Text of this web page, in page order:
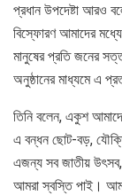
প্রধান উপদেষ্টা আরও
বিস্ফোরণ আমাদের
মানুষের প্রতি জনের
অনুষ্ঠানের মাধ্যমে এ
তিনি বলেন, একুশ
এ বন্ধন ছোট-বড়,
এজন্য সব জাতীয় উৎসব,
আমরা স্বস্তি পাই।